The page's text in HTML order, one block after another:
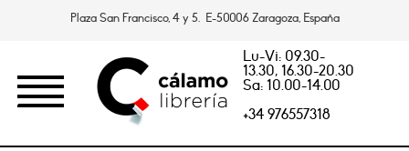
Plaza San Francisco, 4 y 5. E-50006 Zaragoza, España
Lu-Vi: 09.30-
13.30, 16.30-20.30
Sa: 10.00-14.00
+34 976557318